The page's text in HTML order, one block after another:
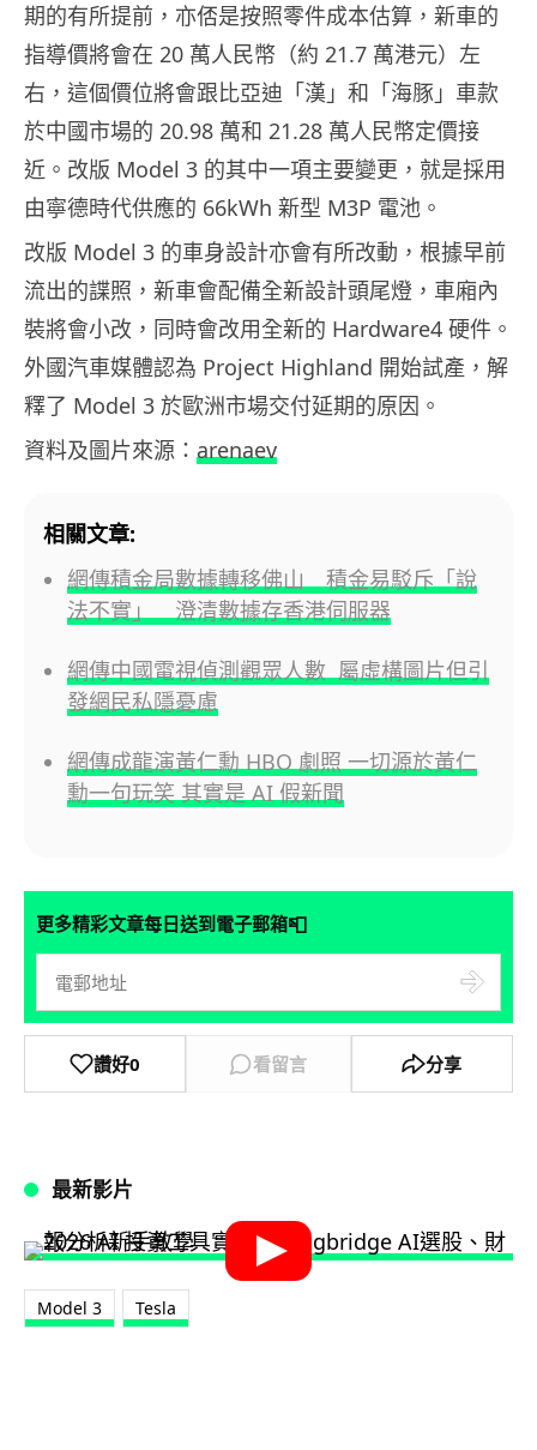
期的有所提前，亦俖是按照零件成本估算，新車的
指導價將會在 20 萬人民幣（約 21.7 萬港元）左
右，這個價位將會跟比亞迪「漢」和「海豚」車款
於中國市場的 20.98 萬和 21.28 萬人民幣定價接
近。改版 Model 3 的其中一項主要變更，就是採用
由寧德時代供應的 66kWh 新型 M3P 電池。
改版 Model 3 的車身設計亦會有所改動，根據早前
流出的諜照，新車會配備全新設計頭尾燈，車廂內
裝將會小改，同時會改用全新的 Hardware4 硬件。
外國汽車媒體認為 Project Highland 開始試產，解
釋了 Model 3 於歐洲市場交付延期的原因。
資料及圖片來源： arenaev
相關文章:
網傳積金局數據轉移佛山 積金易駁斥「說
法不實」 澄清數據存香港伺服器
網傳中國電視偵測觀眾人數 屬虛構圖片但引
發網民私隱憂慮
網傳成龍演黃仁勳 HBO 劇照 一切源於黃仁
勳一句玩笑 其實是 AI 假新聞
更多精彩文章每日送到電子郵箱📮
讚好0 看留言 分享
最新影片
Model 3 Tesla